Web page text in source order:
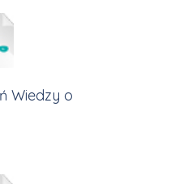
Wiedzy o